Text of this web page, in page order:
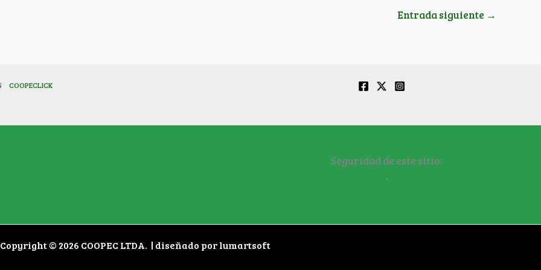
Entrada siguiente →
COOPECLICK
Seguridad de este sitio:
Copyright © 2026 COOPEC LTDA. | diseñado por lumartsoft